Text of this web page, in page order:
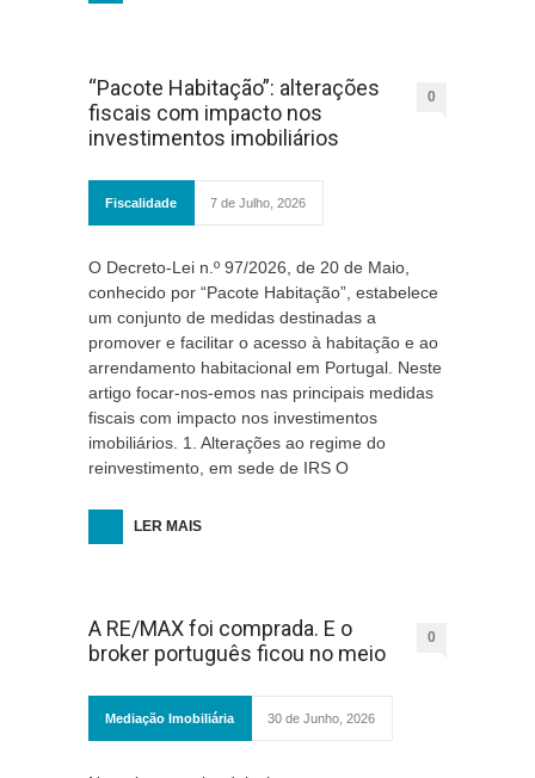
“Pacote Habitação”: alterações
fiscais com impacto nos
investimentos imobiliários
0
Fiscalidade 7 de Julho, 2026
O Decreto-Lei n.º 97/2026, de 20 de Maio,
conhecido por “Pacote Habitação”, estabelece
um conjunto de medidas destinadas a
promover e facilitar o acesso à habitação e ao
arrendamento habitacional em Portugal. Neste
artigo focar-nos-emos nas principais medidas
fiscais com impacto nos investimentos
imobiliários. 1. Alterações ao regime do
reinvestimento, em sede de IRS O
LER MAIS
A RE/MAX foi comprada. E o
broker português ficou no meio
0
Mediação Imobiliária 30 de Junho, 2026